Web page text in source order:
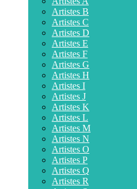
Artistes B
Artistes C
Artistes D
Artistes E
Artistes F
Artistes G
Artistes H
Artistes I
Artistes J
Artistes K
Artistes L
Artistes M
Artistes N
Artistes O
Artistes P
Artistes Q
Artistes R